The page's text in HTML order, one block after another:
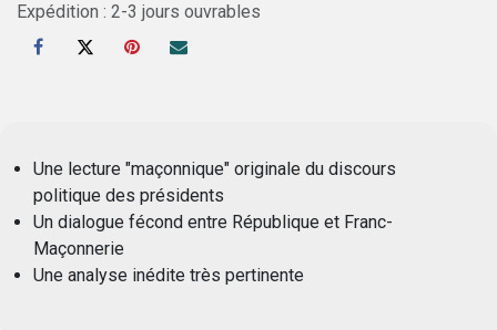
Expédition : 2-3 jours ouvrables
Une lecture "maçonnique" originale du discours
politique des présidents
Un dialogue fécond entre République et Franc-
Maçonnerie
Une analyse inédite très pertinente